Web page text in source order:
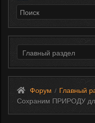
Форум / Главный
Сохраним ПРИРОДУ